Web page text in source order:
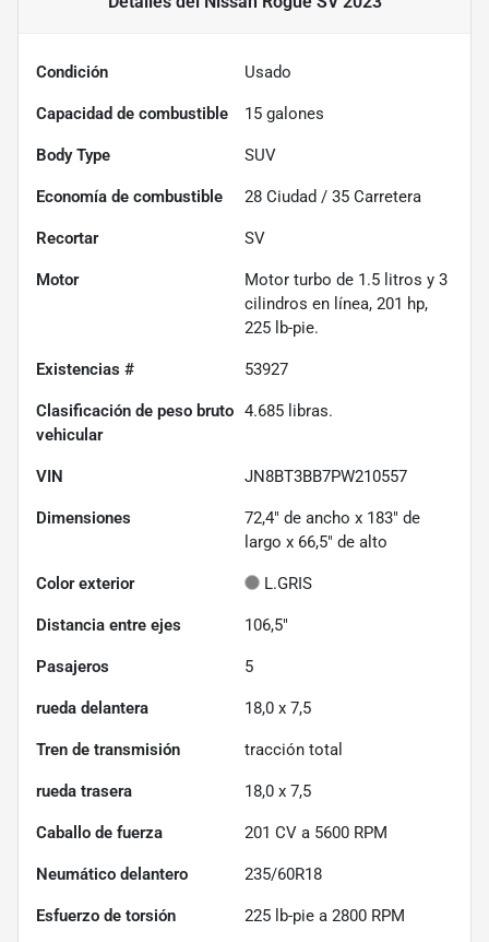
Condición Usado
Capacidad de combustible 15 galones
Body Type SUV
Economía de combustible 28 Ciudad / 35 Carretera
Recortar SV
Motor
Motor turbo de 1.5 litros y 3
cilindros en línea, 201 hp,
225 lb-pie.
Existencias # 53927
Clasificación de peso bruto
vehicular
4.685 libras.
VIN JN8BT3BB7PW210557
Dimensiones
72,4" de ancho x 183" de
largo x 66,5" de alto
Color exterior L.GRIS
Distancia entre ejes 106,5"
Pasajeros 5
rueda delantera 18,0 x 7,5
Tren de transmisión tracción total
rueda trasera 18,0 x 7,5
Caballo de fuerza 201 CV a 5600 RPM
Neumático delantero 235/60R18
Esfuerzo de torsión 225 lb-pie a 2800 RPM